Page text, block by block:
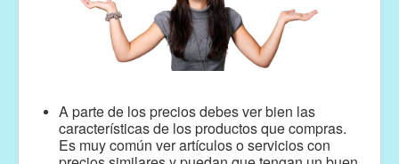
A parte de los precios debes ver bien las
características de los productos que compras.
Es muy común ver artículos o servicios con